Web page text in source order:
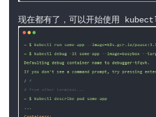
现在都有了，可以开始使用